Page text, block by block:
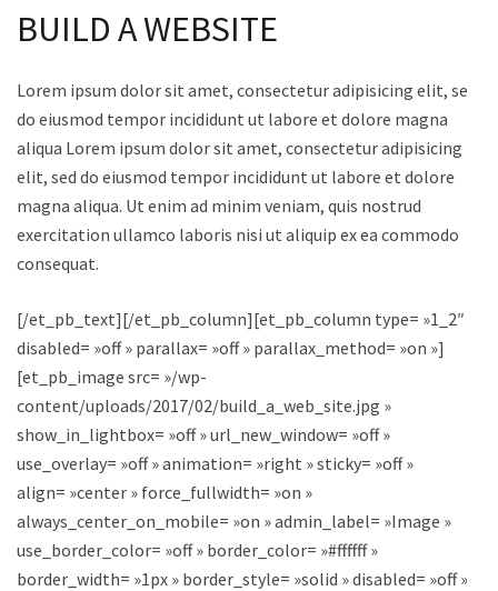
BUILD A WEBSITE
Lorem ipsum dolor sit amet, consectetur adipisicing elit, sed
do eiusmod tempor incididunt ut labore et dolore magna
aliqua Lorem ipsum dolor sit amet, consectetur adipisicing
elit, sed do eiusmod tempor incididunt ut labore et dolore
magna aliqua. Ut enim ad minim veniam, quis nostrud
exercitation ullamco laboris nisi ut aliquip ex ea commodo
consequat.
[/et_pb_text][/et_pb_column][et_pb_column type= »1_2″
disabled= »off » parallax= »off » parallax_method= »on »]
[et_pb_image src= »/wp-
content/uploads/2017/02/build_a_web_site.jpg »
show_in_lightbox= »off » url_new_window= »off »
use_overlay= »off » animation= »right » sticky= »off »
align= »center » force_fullwidth= »on »
always_center_on_mobile= »on » admin_label= »Image »
use_border_color= »off » border_color= »#ffffff »
border_width= »1px » border_style= »solid » disabled= »off »]